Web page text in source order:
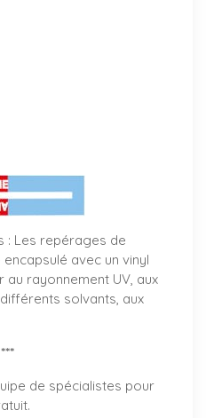
: Les repérages de
avec un vinyl
au rayonnement UV, aux
solvants, aux
***
de spécialistes pour
.